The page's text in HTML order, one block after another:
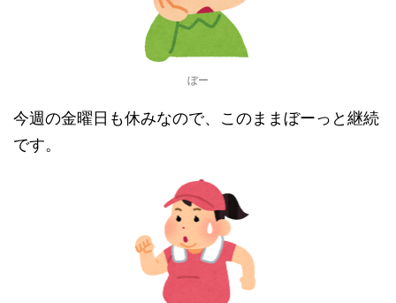
ぼー
今週の金曜日も休みなので、このままぼーっと継続
です。